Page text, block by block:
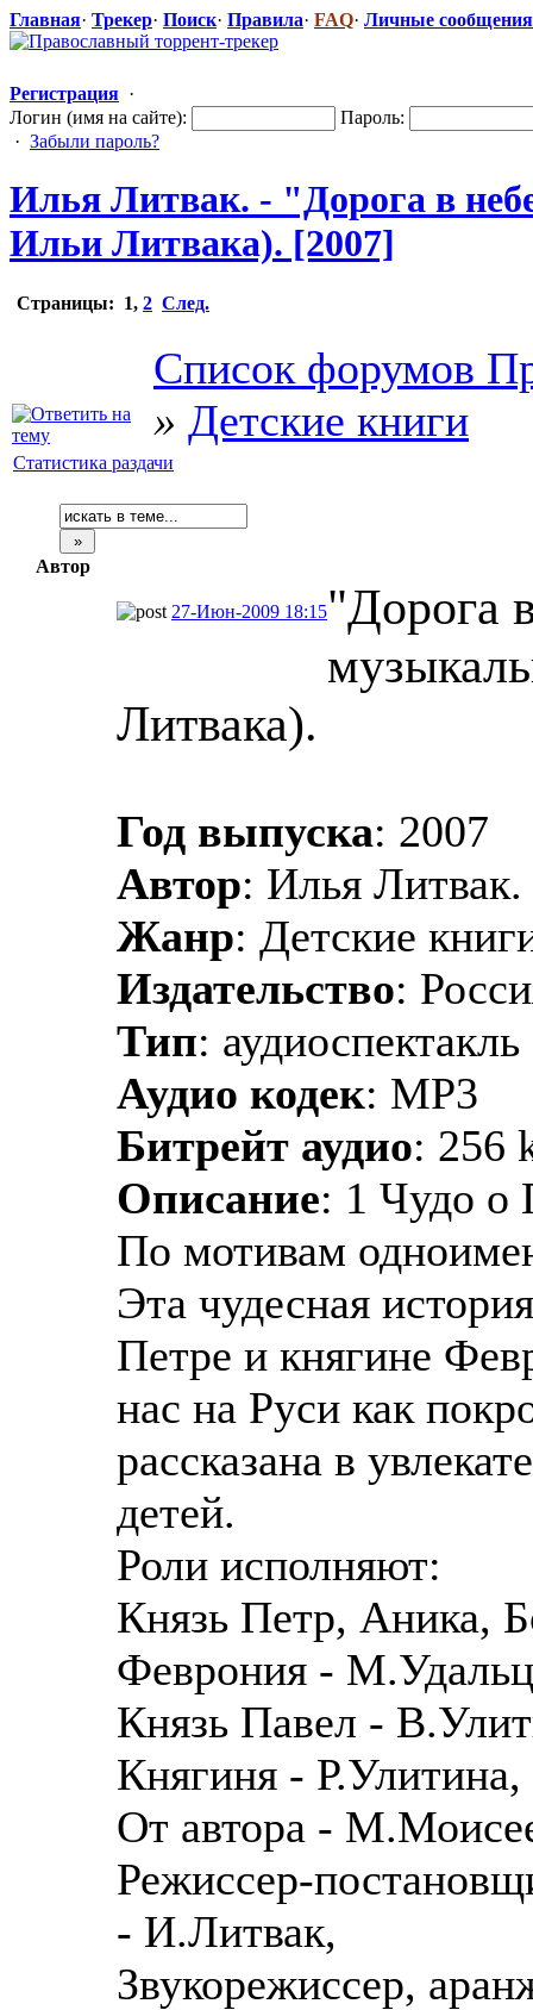
Главная· Трекер· Поиск· Правила· FAQ· Личные сообщения
Регистрация ·
Логин (имя на сайте):
Пароль:
· Забыли пароль?
Илья Литвак. - "Дорога в
Ильи Литвака). [2007]
Страницы: 1, 2 След.
Список форумов
» Детские книги
Статистика раздачи
Автор
27-Июн-2009 18:15"Дорога
Литвака).
Год выпуска: 2007
Автор: Илья Литвак.
Жанр: Детские
Издательство:
Тип: аудиоспектакль
Аудио кодек: MP3
Битрейт аудио: 256
Описание: 1 Чудо о
По мотивам
Эта чудесная
Петре и княгине
нас на Руси как
рассказана в
детей.
Роли исполняют:
Князь Петр, Аника,
Феврония -
Князь Павел -
Княгиня - Р.Улитина,
От автора -
Режиссер-
- И.Литвак,
Звукорежиссер,